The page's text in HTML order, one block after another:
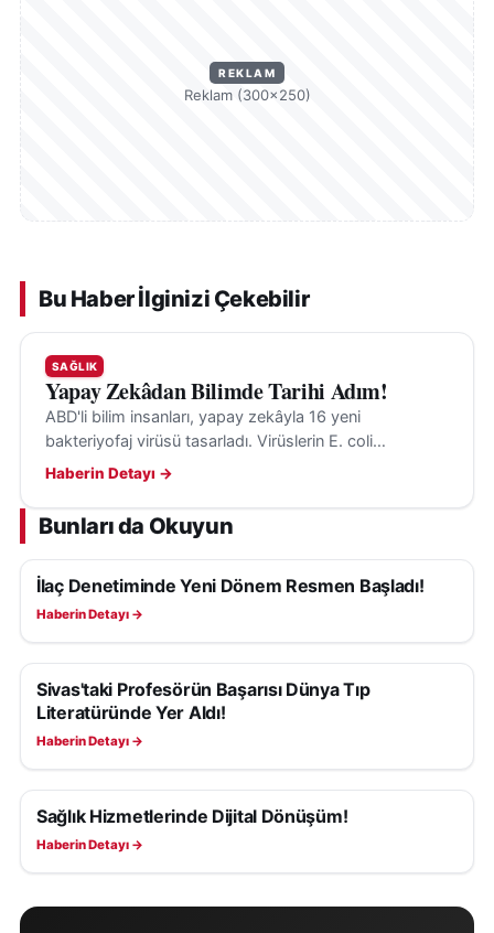
REKLAM
Reklam (300×250)
Bu Haber İlginizi Çekebilir
SAĞLIK
Yapay Zekâdan Bilimde Tarihi Adım!
ABD'li bilim insanları, yapay zekâyla 16 yeni
bakteriyofaj virüsü tasarladı. Virüslerin E. coli
bakterilerini hedef aldığı ve insanlara tehdit
Haberin Detayı →
Bunları da Okuyun
SAĞLIK
İlaç Denetiminde Yeni Dönem Resmen Başladı!
Haberin Detayı →
SAĞLIK
Sivas'taki Profesörün Başarısı Dünya Tıp
Literatüründe Yer Aldı!
Haberin Detayı →
SAĞLIK
Sağlık Hizmetlerinde Dijital Dönüşüm!
Haberin Detayı →